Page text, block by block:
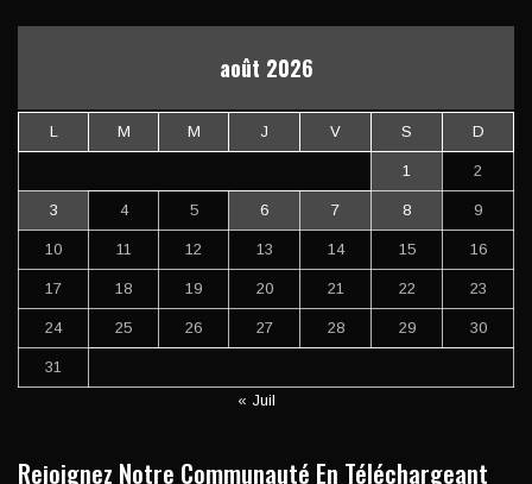
août 2026
L M M J V S D
1 2
3 4 5 6 7 8 9
10 11 12 13 14 15 16
17 18 19 20 21 22 23
24 25 26 27 28 29 30
31
« Juil
Rejoignez Notre Communauté En Téléchargeant